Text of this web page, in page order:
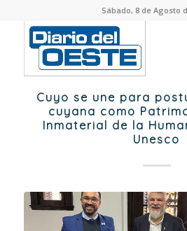
Sábado, 8 de Agosto
Cuyo se une para
cuyana como
Inmaterial de la
Unesco